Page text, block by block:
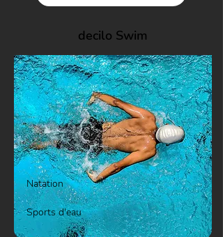
decilo Swim
Natation
Sports d'eau